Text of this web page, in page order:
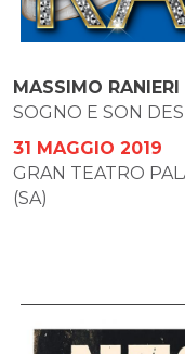
MASSIMO RANIERI
SOGNO E SON
31 MAGGIO 2019
GRAN TEATRO
(SA)